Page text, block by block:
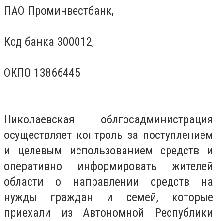
ПАО Проминвестбанк,
Код банка 300012,
ОКПО 13866445
Николаевская облгосадминистрация
осуществляет контроль за поступлением
и целевым использованием средств и
оперативно информировать жителей
области о направлении средств на
нужды граждан и семей, которые
приехали из Автономной Республики